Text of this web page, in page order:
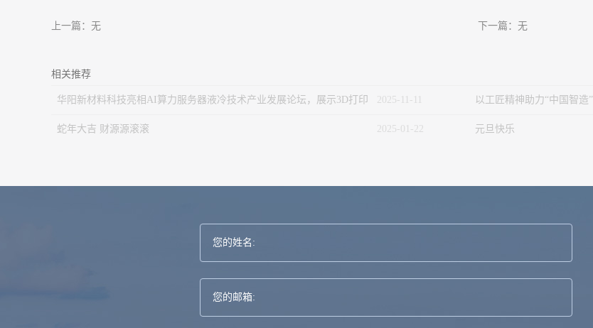
上一篇：无 下一篇：无
相关推荐
华阳新材料科技亮相AI算力服务器液冷技术产业发展论坛，展示3D打印
换热散热结构前沿解决方案
2025- - 以工匠精神助力“中国智造”
蛇年大吉 财源源滚滚 2025- 01 -22 元旦快乐